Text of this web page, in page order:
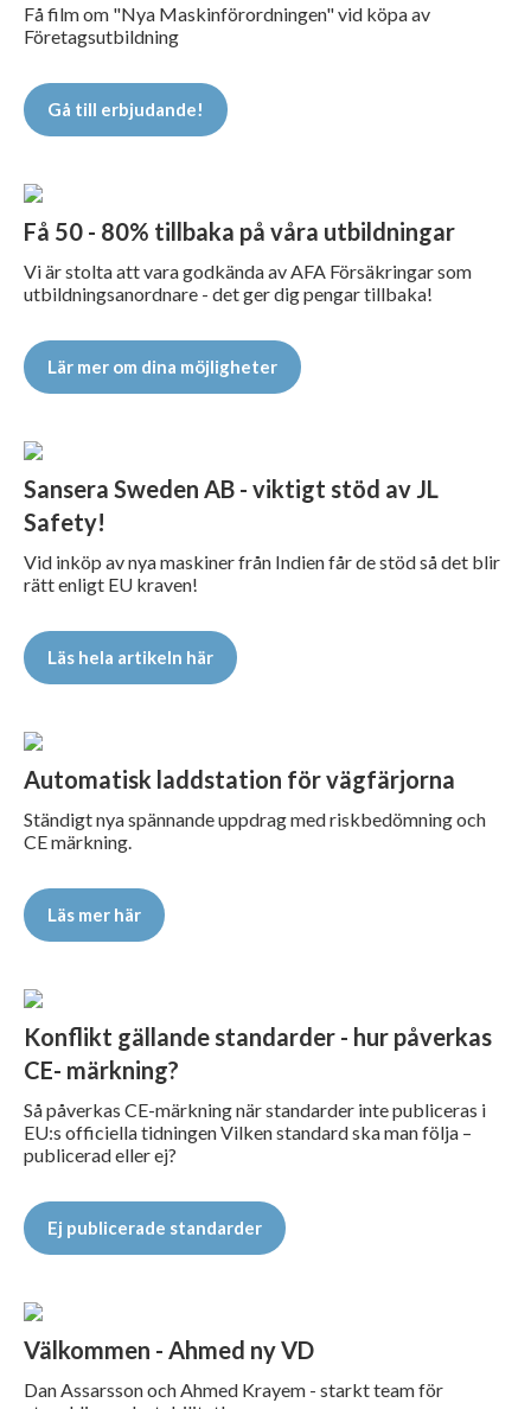
Få film om "Nya Maskinförordningen" vid köpa av
Företagsutbildning
Gå till erbjudande!
Få 50 - 80% tillbaka på våra utbildningar
Vi är stolta att vara godkända av AFA Försäkringar som
utbildningsanordnare - det ger dig pengar tillbaka!
Lär mer om dina möjligheter
Sansera Sweden AB - viktigt stöd av JL
Safety!
Vid inköp av nya maskiner från Indien får de stöd så det blir
rätt enligt EU kraven!
Läs hela artikeln här
Automatisk laddstation för vägfärjorna
Ständigt nya spännande uppdrag med riskbedömning och
CE märkning.
Läs mer här
Konflikt gällande standarder - hur påverkas
CE- märkning?
Så påverkas CE-märkning när standarder inte publiceras i
EU:s officiella tidningen Vilken standard ska man följa –
publicerad eller ej?
Ej publicerade standarder
Välkommen - Ahmed ny VD
Dan Assarsson och Ahmed Krayem - starkt team för